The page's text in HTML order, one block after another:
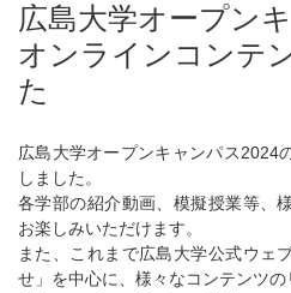
広島大学オープン
オンラインコンテ
た
広島大学オープンキャンパス2024
しました。
各学部の紹介動画、模擬授業等、
お楽しみいただけます。
また、これまで広島大学公式ウェ
せ」を中心に、様々なコンテンツの